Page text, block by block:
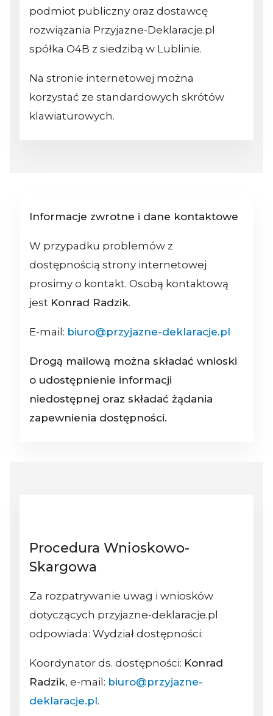
podmiot publiczny oraz dostawcę
rozwiązania Przyjazne-Deklaracje.pl
spółka O4B z siedzibą w Lublinie.
Na stronie internetowej można
korzystać ze standardowych skrótów
klawiaturowych.
Informacje zwrotne i dane kontaktowe
W przypadku problemów z
dostępnością strony internetowej
prosimy o kontakt. Osobą kontaktową
jest Konrad Radzik.
E-mail: biuro@przyjazne-deklaracje.pl
Drogą mailową można składać wnioski
o udostępnienie informacji
niedostępnej oraz składać żądania
zapewnienia dostępności.
Procedura Wnioskowo-
Skargowa
Za rozpatrywanie uwag i wniosków
dotyczących przyjazne-deklaracje.pl
odpowiada: Wydział dostępności:
Koordynator ds. dostępności: Konrad
Radzik, e-mail: biuro@przyjazne-
deklaracje.pl.